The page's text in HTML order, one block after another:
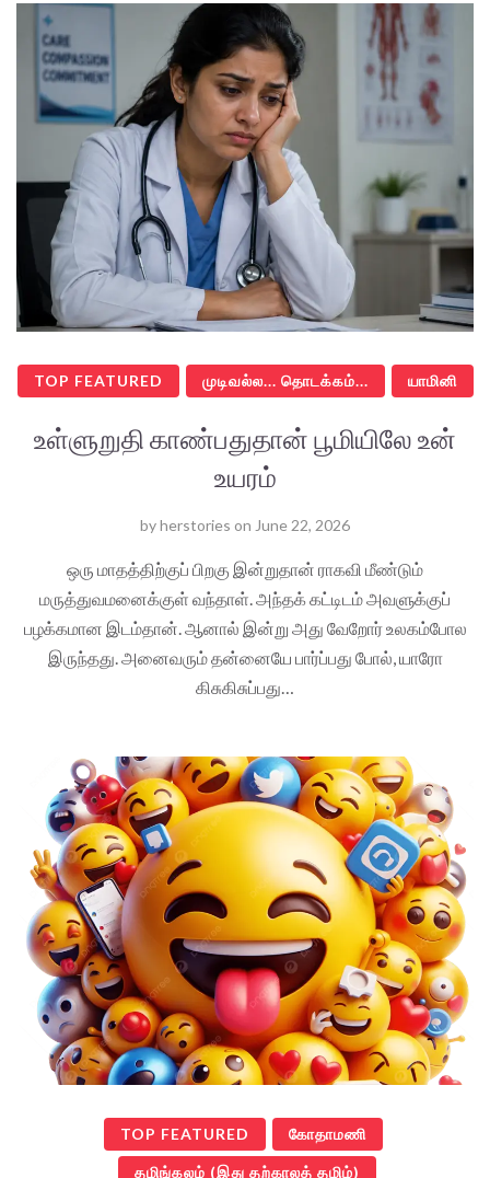
TOP FEATURED முடிவல்ல... தொடக்கம்... யாமினி
உள்ளுறுதி காண்பதுதான் பூமியிலே உன்
உயரம்
byherstories on June 22, 2026
ஒரு மாதத்திற்குப் பிறகு இன்றுதான் ராகவி மீண்டும்
மருத்துவமனைக்குள் வந்தாள். அந்தக் கட்டிடம் அவளுக்குப்
பழக்கமான இடம்தான். ஆனால் இன்று அது வேறோர் உலகம்போல
இருந்தது. அனைவரும் தன்னையே பார்ப்பது போல், யாரோ
கிசுகிசுப்பது…
TOP FEATURED கோதாமணி
தமிங்கலம் (இது தற்காலத் தமிழ்)